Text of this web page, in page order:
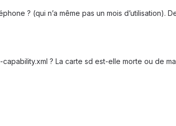
? (qui n’a même pas un mois d’utilisation).
? La carte sd est-elle morte ou de